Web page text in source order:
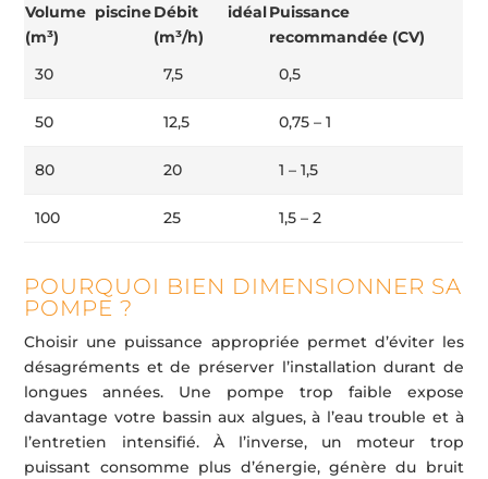
Volume piscine
(m³)
Débit idéal
(m³/h)
Puissance
recommandée (CV)
30
7,5 0,5
50 12,5 0,75 – 1
80 20 1 – 1,5
100 25 1,5 – 2
POURQUOI BIEN DIMENSIONNER SA
POMPE ?
Choisir une puissance appropriée permet d’éviter les
désagréments et de préserver l’installation durant de
longues années. Une pompe trop faible expose
davantage votre bassin aux algues, à l’eau trouble et à
l’entretien intensifié. À l’inverse, un moteur trop
puissant consomme plus d’énergie, génère du bruit